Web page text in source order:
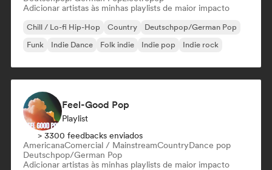
Adicionar artistas às minhas playlists de maior impacto
Chill / Lo-fi Hip-Hop Country
Deutschpop/German Pop
Funk
Indie Dance Folk indie Indie pop Indie rock
Feel-Good Pop
Playlist
> 3300 feedbacks enviados
AmericanaComercial / MainstreamCountryDance pop
Deutschpop/German Pop
Adicionar artistas às minhas playlists de maior impacto